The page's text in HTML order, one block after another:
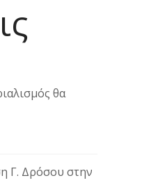
θα
Γ. Δρόσου στην